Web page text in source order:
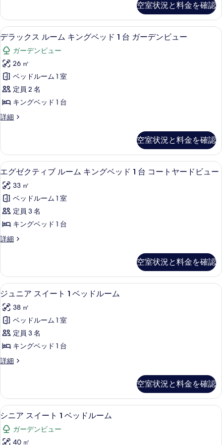
ビ
ュ
ー
の
す
べ
て
の
写
を
表
示
す
る
ン
ビ
ュ
ー
の
詳
細
ン
グ
ル
ベ
ッ
ド
2
台
ガ
ン
ビ
ュ
ー
の
す
べ
て
写
真
を
表
示
す
る
ア
ル
ー
ム
シ
ン
グ
ル
ベ
ッ
ド
2
デ
ン
ビ
ー
の
詳
細
空室状況と料金を確認
デ
ラ
ッ
ク
ス
ル
ム
ン
グ
ベ
ッ
ド
1
台
ガ
ン
ビ
ュ
ー
の
す
べ
て
写
真
を
表
デラックス ルーム キングベッド 1
2
デラックス ルーム キングベッド 1 台 ガーデンビュー
ガーデンビュー
26 ㎡
ベッドルーム 1 室
定員 2 名
キングベッド 1 台
詳細
デ
ス
ル
ー
キ
ン
グ
ベ
ッ
1
デ
ン
ビ
ュ
ー
の
詳
空室状況と料金を確認
エ
グ
ゼ
ク
テ
ブ
ー
ム
キ
ン
グ
ベ
ッ
ド
コ
ー
ト
ヤ
エグゼクティブ ルーム キングベッ
1
エグゼクティブ ルーム キングベッド 1 台 コートヤードビュー
33 ㎡
ベッドルーム 1 室
定員 3 名
キングベッド 1 台
詳細
エ
テ
ィ
ブ
ー
ム
キ
ン
グ
ッ
コ
ー
ト
ヤ
ー
空室状況と料金を確認
ジ
ュ
ニ
ア
ス
ー
1
ベ
ッ
ド
ル
ジュニア スイート 1 ベッドルーム |
1
ジュニア スイート 1 ベッドルーム
38 ㎡
ベッドルーム 1 室
定員 3 名
キングベッド 1 台
詳細
ジ
ス
イ
ー
ト
ベ
空室状況と料金を確認
シ
ニ
ア
シニア スイート 1 ベッドルーム | 高
2
シニア スイート 1 ベッドルーム
ガーデンビュー
40 ㎡